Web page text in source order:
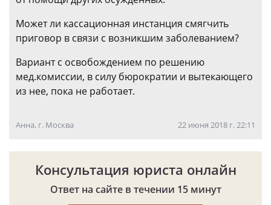
Может ли кассационная инстанция смягчить
приговор в связи с возникшим заболеванием?
Вариант с освобождением по решению
мед.комиссии, в силу бюрократии и вытекающего
из нее, пока не работает.
Анна, г. Москва 22 июня 2018 г. 22:11
Консультация юриста онлайн
Ответ на сайте в течении 15 минут